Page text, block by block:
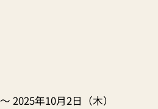
2025年10月2日（木）